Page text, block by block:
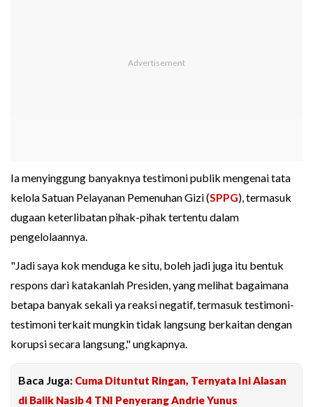
Ia menyinggung banyaknya testimoni publik mengenai tata
kelola Satuan Pelayanan Pemenuhan Gizi (SPPG), termasuk
dugaan keterlibatan pihak-pihak tertentu dalam
pengelolaannya.
"Jadi saya kok menduga ke situ, boleh jadi juga itu bentuk
respons dari katakanlah Presiden, yang melihat bagaimana
betapa banyak sekali ya reaksi negatif, termasuk testimoni-
testimoni terkait mungkin tidak langsung berkaitan dengan
korupsi secara langsung," ungkapnya.
Baca Juga: Cuma Dituntut Ringan, Ternyata Ini Alasan
di Balik Nasib 4 TNI Penyerang Andrie Yunus